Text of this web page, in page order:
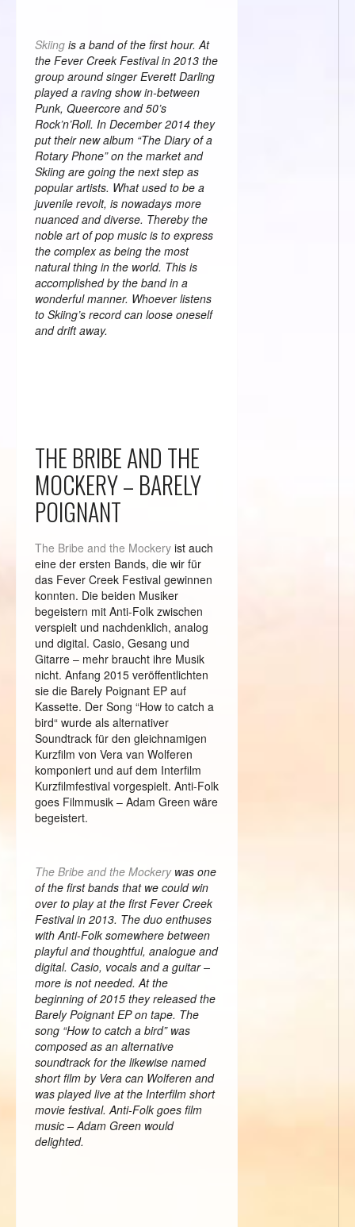
Skiing is a band of the first hour. At
the Fever Creek Festival in 2013 the
group around singer Everett Darling
played a raving show in-between
Punk, Queercore and 50’s
Rock’n’Roll. In December 2014 they
put their new album “The Diary of a
Rotary Phone” on the market and
Skiing are going the next step as
popular artists. What used to be a
juvenile revolt, is nowadays more
nuanced and diverse. Thereby the
noble art of pop music is to express
the complex as being the most
natural thing in the world. This is
accomplished by the band in a
wonderful manner. Whoever listens
to Skiing’s record can loose oneself
and drift away.
THE BRIBE AND THE
MOCKERY – BARELY
POIGNANT
The Bribe and the Mockery ist auch
eine der ersten Bands, die wir für
das Fever Creek Festival gewinnen
konnten. Die beiden Musiker
begeistern mit Anti-Folk zwischen
verspielt und nachdenklich, analog
und digital. Casio, Gesang und
Gitarre – mehr braucht ihre Musik
nicht. Anfang 2015 veröffentlichten
sie die Barely Poignant EP auf
Kassette. Der Song “How to catch a
bird“ wurde als alternativer
Soundtrack für den gleichnamigen
Kurzfilm von Vera van Wolferen
komponiert und auf dem Interfilm
Kurzfilmfestival vorgespielt. Anti-Folk
goes Filmmusik – Adam Green wäre
begeistert.
The Bribe and the Mockerywas one
of the first bands that we could win
over to play at the first Fever Creek
Festival in 2013. The duo enthuses
with Anti-Folk somewhere between
playful and thoughtful, analogue and
digital. Casio, vocals and a guitar –
more is not needed. At the
beginning of 2015 they released the
Barely Poignant EP on tape. The
song “How to catch a bird” was
composed as an alternative
soundtrack for the likewise named
short film by Vera can Wolferen and
was played live at the Interfilm short
movie festival. Anti-Folk goes film
music – Adam Green would
delighted.